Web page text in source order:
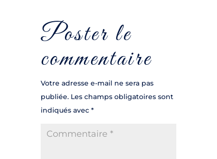
Poster le
commentaire
Votre adresse e-mail ne sera pas
publiée. Les champs obligatoires sont
indiqués avec *